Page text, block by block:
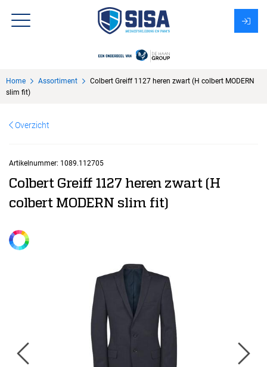
Over Sisa
Home Assortiment
Colbert Greiff 1127 heren zwart (H colbert MODERN
slim fit)
Overzicht
Artikelnummer: 1089.112705
Colbert Greiff 1127 heren zwart (H
colbert MODERN slim fit)